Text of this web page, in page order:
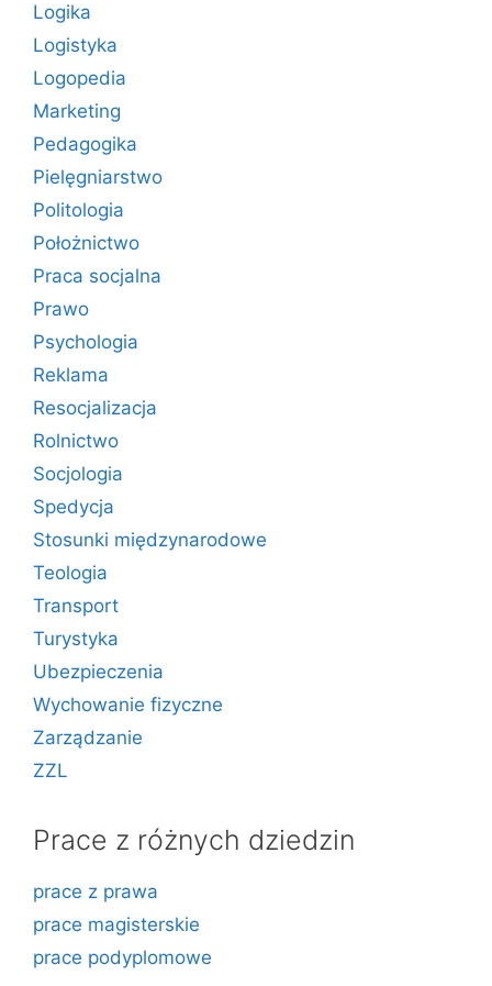
Logika
Logistyka
Logopedia
Marketing
Pedagogika
Pielęgniarstwo
Politologia
Położnictwo
Praca socjalna
Prawo
Psychologia
Reklama
Resocjalizacja
Rolnictwo
Socjologia
Spedycja
Stosunki międzynarodowe
Teologia
Transport
Turystyka
Ubezpieczenia
Wychowanie fizyczne
Zarządzanie
ZZL
Prace z różnych dziedzin
prace z prawa
prace magisterskie
prace podyplomowe